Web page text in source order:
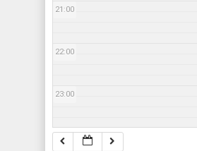
21:00
22:00
23:00